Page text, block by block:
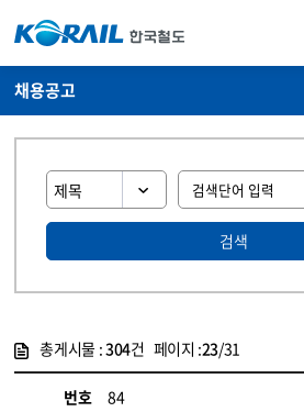
채용공고
검색
총게시물 :304건 페이지 :23/31
번호
84